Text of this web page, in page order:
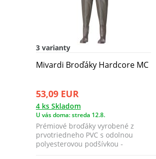
3 varianty
Mivardi Broďáky Hardcore MC
53,09 EUR
4 ks Skladom
U vás doma: streda 12.8.
Prémiové broďáky vyrobené z
prvotriedneho PVC s odolnou
polyesterovou podšívkou -